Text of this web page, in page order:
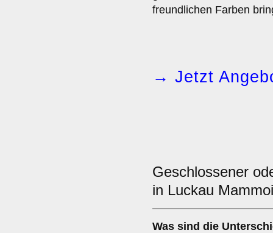
freundlichen Farben
→ Jetzt
Geschlossener
in Luckau
Was sind die